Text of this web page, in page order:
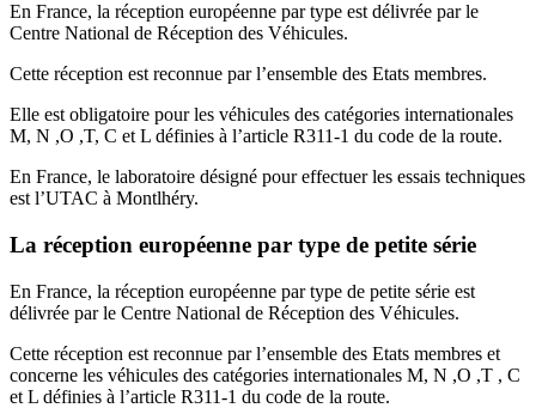
En France, la réception européenne par type est délivrée par le
Centre National de Réception des Véhicules.
Cette réception est reconnue par l’ensemble des Etats membres.
Elle est obligatoire pour les véhicules des catégories internationales
M, N ,O ,T, C et L définies à l’article R311-1 du code de la route.
En France, le laboratoire désigné pour effectuer les essais techniques
est l’UTAC à Montlhéry.
La réception européenne par type de petite série
En France, la réception européenne par type de petite série est
délivrée par le Centre National de Réception des Véhicules.
Cette réception est reconnue par l’ensemble des Etats membres et
concerne les véhicules des catégories internationales M, N ,O ,T , C
et L définies à l’article R311-1 du code de la route.